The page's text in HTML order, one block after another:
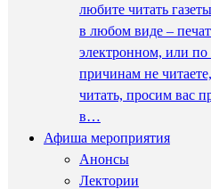
любите читать
в любом виде –
электронном, или по
причинам не
читать, просим вас
в…
Афиша мероприятия
Анонсы
Лектории